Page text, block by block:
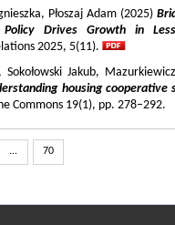
Płoszaj Adam (2025)
Drives Growth in
2025, 5(11).
Sokołowski Jakub,
housing
Commons 19(1), pp. 278–292.
... 70